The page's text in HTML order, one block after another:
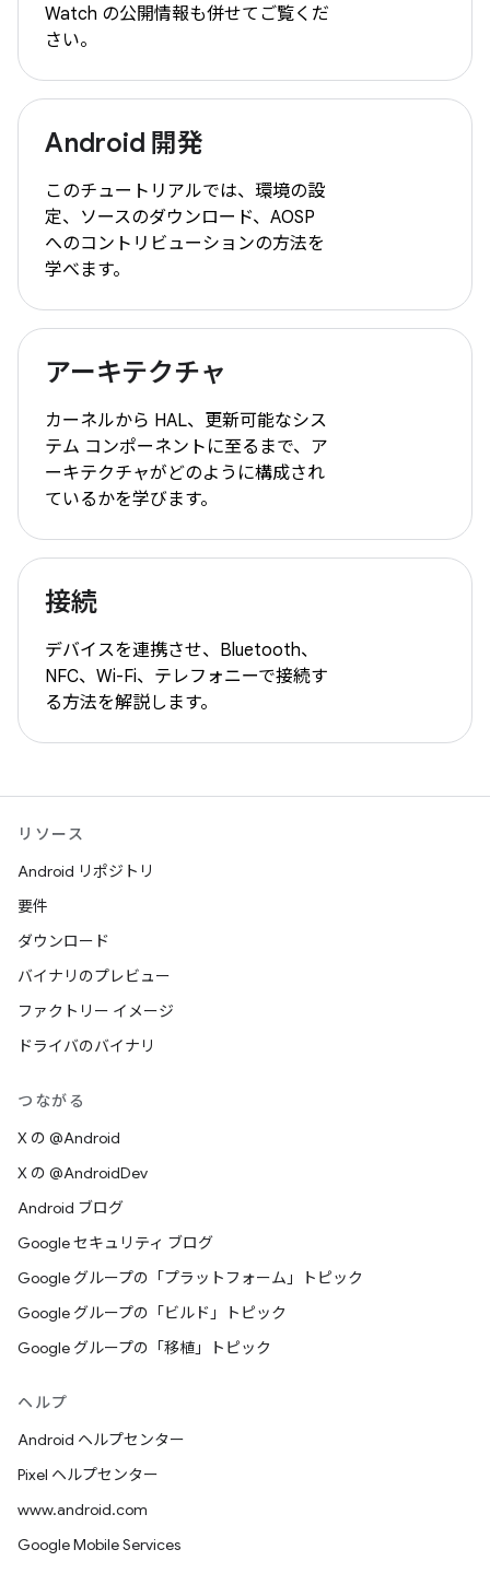
Watch の公開情報も併せてご覧くだ
さい。
Android 開発
このチュートリアルでは、環境の設
定、ソースのダウンロード、AOSP
へのコントリビューションの方法を
学べます。
アーキテクチャ
カーネルから HAL、更新可能なシス
テム コンポーネントに至るまで、ア
ーキテクチャがどのように構成され
ているかを学びます。
接続
デバイスを連携させ、Bluetooth、
NFC、Wi-Fi、テレフォニーで接続す
る方法を解説します。
リソース
Android リポジトリ
要件
ダウンロード
バイナリのプレビュー
ファクトリー イメージ
ドライバのバイナリ
つながる
X の @Android
X の @AndroidDev
Android ブログ
Google セキュリティ ブログ
Google グループの「プラットフォーム」トピック
Google グループの「ビルド」トピック
Google グループの「移植」トピック
ヘルプ
Android ヘルプセンター
Pixel ヘルプセンター
www.android.com
Google Mobile Services